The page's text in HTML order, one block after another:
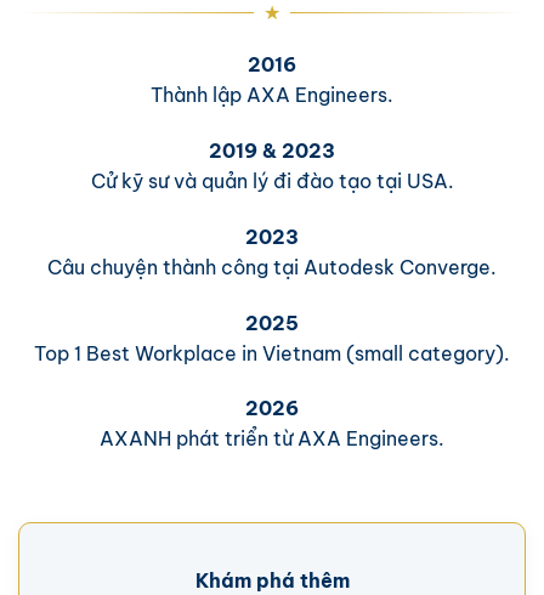
2016
Thành lập AXA Engineers.
2019 & 2023
Cử kỹ sư và quản lý đi đào tạo tại USA.
2023
Câu chuyện thành công tại Autodesk Converge.
2025
Top 1 Best Workplace in Vietnam (small category).
2026
AXANH phát triển từ AXA Engineers.
Khám phá thêm